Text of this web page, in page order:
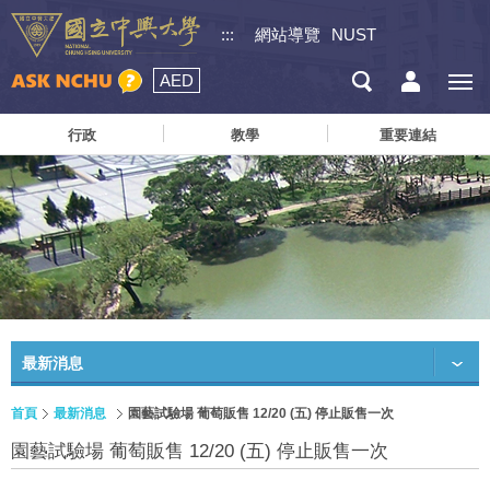
::: 網站導覽 NUST
AED
行政 教學 重要連結
最新消息
首頁 最新消息 園藝試驗場 葡萄販售 12/20 (五) 停止販售一次
園藝試驗場 葡萄販售 12/20 (五) 停止販售一次